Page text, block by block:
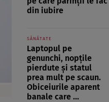
din iubire
SĂNĂTATE
Laptopul pe
genunchi, nopțile
pierdute și statul
prea mult pe scaun.
Obiceiurile aparent
banale care ...